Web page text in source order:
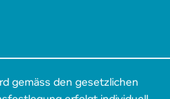
gemäss den gesetzlichen